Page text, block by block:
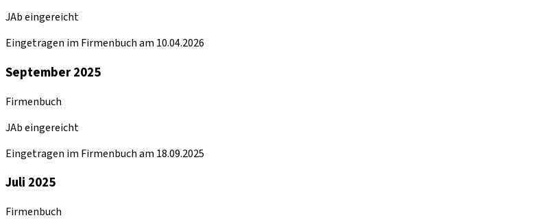
JAb eingereicht
Eingetragen im Firmenbuch am 10.04.2026
September 2025
Firmenbuch
JAb eingereicht
Eingetragen im Firmenbuch am 18.09.2025
Juli 2025
Firmenbuch